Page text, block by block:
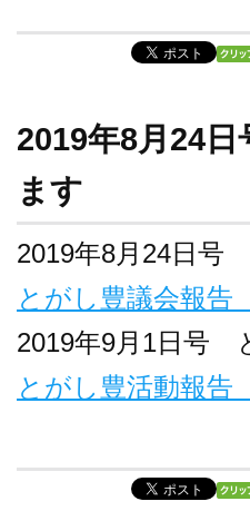
2019年8月24
ます
2019年8月24日号
とがし豊議会報
2019年9月1日号
とがし豊活動報